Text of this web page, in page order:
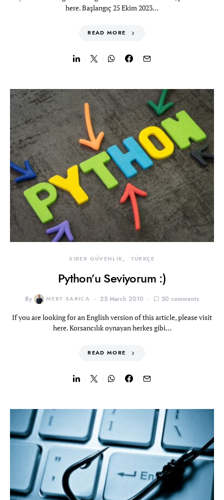
here. Başlangıç 25 Ekim 2023…
READ MORE
SİBER GÜVENLİK TÜRKÇE
Python’u Seviyorum :)
By MERT SARICA 25 March 2010 50 comments
If you are looking for an English version of this article, please visit
here. Korsancılık oynayan herkes gibi…
READ MORE